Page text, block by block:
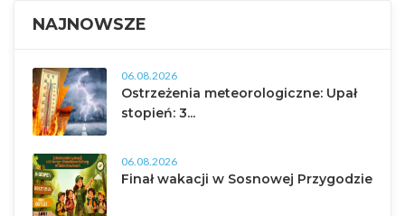
NAJNOWSZE
06.08.2026
Ostrzeżenia meteorologiczne: Upał
stopień: 3...
06.08.2026
Finał wakacji w Sosnowej Przygodzie